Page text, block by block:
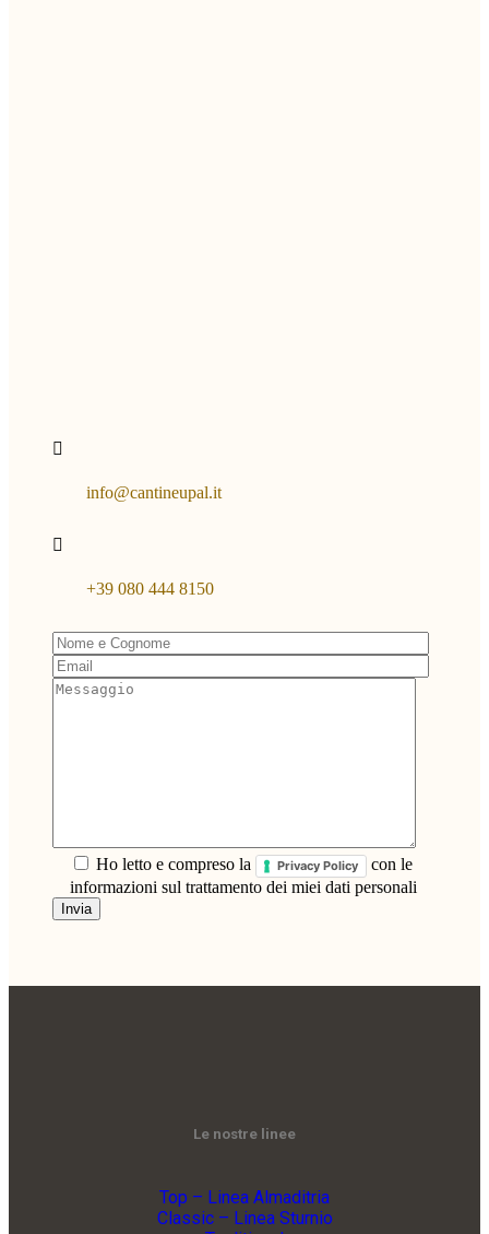
info@cantineupal.it
+39 080 444 8150
Ho letto e compreso la Privacy Policy
con le
informazioni sul trattamento dei miei dati personali
Le nostre linee
Top – Linea Almaditria
Classic – Linea Sturnio